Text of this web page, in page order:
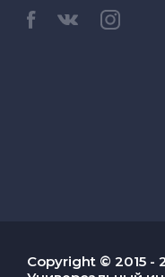
Copyright © 2015 -